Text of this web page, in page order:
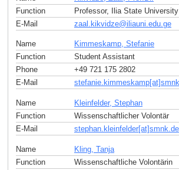
Function
Professor, Ilia State University
E-Mail
zaal.kikvidze@iliauni.edu ge
Name
Kimmeskamp, Stefanie
Function
Student Assistant
Phone
+49 721 175 2802
E-Mail
stefanie.kimmeskamp[at]smnk
Name
Kleinfelder, Stephan
Function
Wissenschaftlicher Volontär
E-Mail
stephan.kleinfelder[at]smnk.de
Name
Kling, Tanja
Function
Wissenschaftliche Volontärin